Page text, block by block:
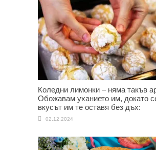
Коледни лимонки – няма такъв
Обожавам уханието им, докато
вкусът им те оставя без дъх:
02.12.2024